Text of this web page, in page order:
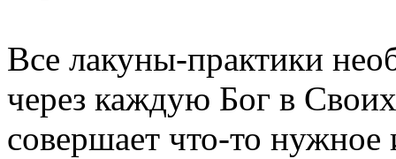
Все лакуны-практики
через каждую Бог в
совершает что-то нужное